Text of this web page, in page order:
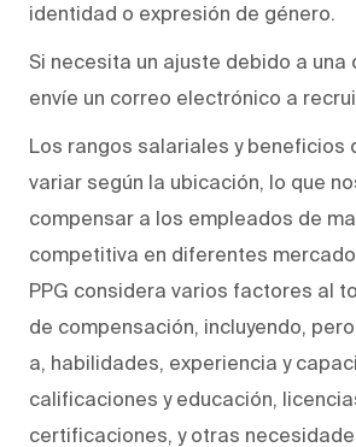
identidad o expresión de género.
Si necesita un ajuste debido a una
envíe un correo electrónico a
Los rangos salariales y beneficios
variar según la ubicación, lo que
compensar a los empleados de
competitiva en diferentes
PPG considera varios factores al
de compensación, incluyendo,
a, habilidades, experiencia y
calificaciones y educación,
certificaciones, y otras